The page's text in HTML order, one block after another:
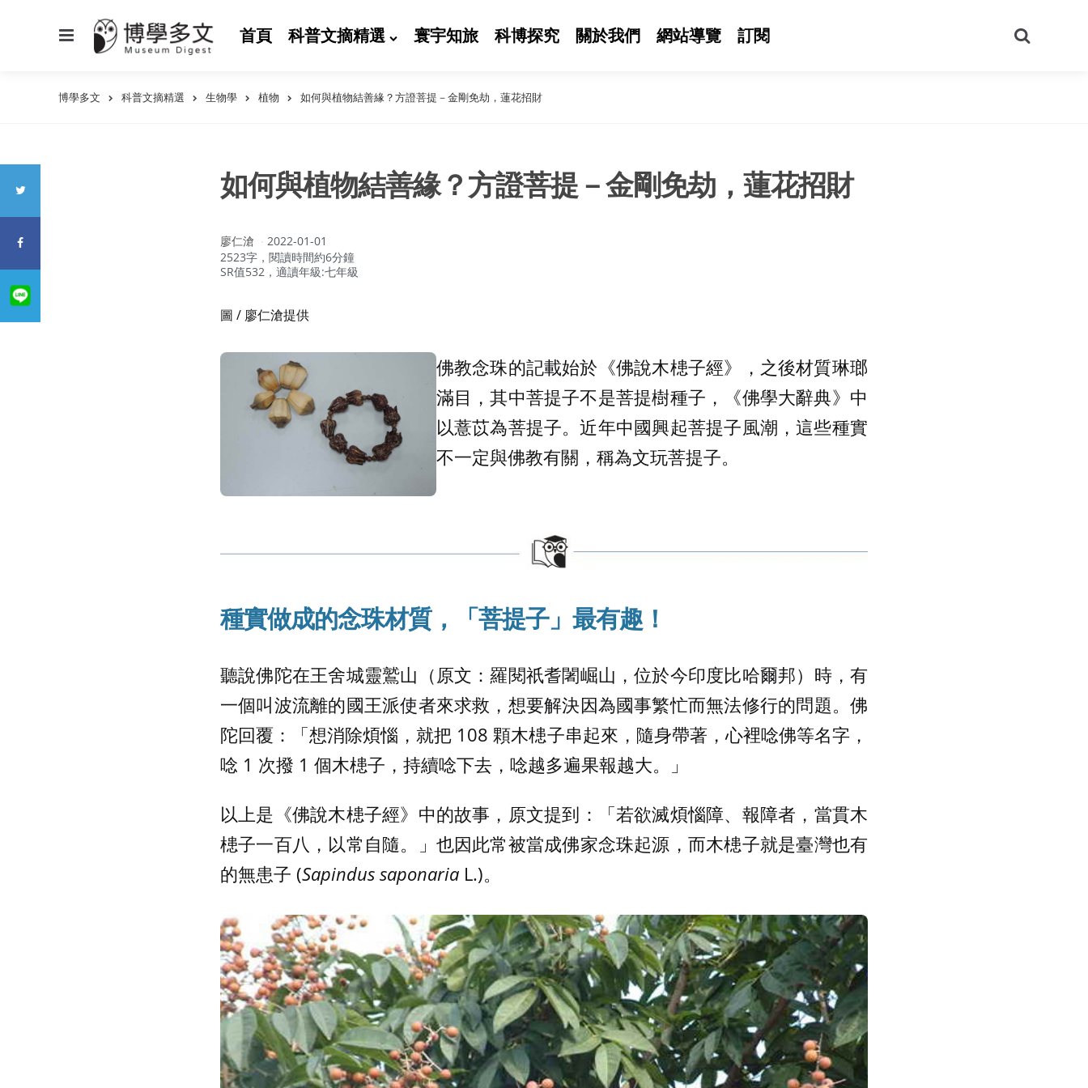
首頁 科普文摘精選 寰宇知旅 科博探究 關於我們 網站導覽 訂閱
尋
博學多文 科普文摘精選 生物學 植物 如何與植物結善緣？方證菩提－金剛免劫，蓮花招財
如何與植物結善緣？方證菩提－金剛免劫，蓮花招財
作
者：
廖仁滄
2022-01-01
2523字，閱讀時間約6分鐘
SR值532，適讀年級:七年級
圖 / 廖仁滄提供
佛教念珠的記載始於《佛說木槵子經》，之後材質琳瑯
滿目，其中菩提子不是菩提樹種子，《佛學大辭典》中
以薏苡為菩提子。近年中國興起菩提子風潮，這些種實
不一定與佛教有關，稱為文玩菩提子。
種實做成的念珠材質，「菩提子」最有趣！
聽說佛陀在王舍城靈鷲山（原文：羅閱祇耆闍崛山，位於今印度比哈爾邦）時，有
一個叫波流離的國王派使者來求救，想要解決因為國事繁忙而無法修行的問題。佛
陀回覆：「想消除煩惱，就把 108 顆木槵子串起來，隨身帶著，心裡唸佛等名字，
唸 1 次撥 1 個木槵子，持續唸下去，唸越多遍果報越大。」
以上是《佛說木槵子經》中的故事，原文提到：「若欲滅煩惱障、報障者，當貫木
槵子一百八，以常自隨。」也因此常被當成佛家念珠起源，而木槵子就是臺灣也有
的無患子 (Sapindus saponaria L.)。